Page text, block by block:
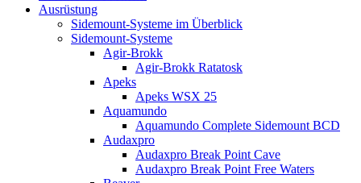
Ausrüstung
Sidemount-Systeme im Überblick
Sidemount-Systeme
Agir-Brokk
Agir-Brokk Ratatosk
Apeks
Apeks WSX 25
Aquamundo
Aquamundo Complete Sidemount BCD
Audaxpro
Audaxpro Break Point Cave
Audaxpro Break Point Free Waters